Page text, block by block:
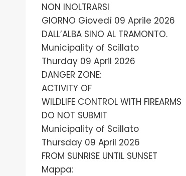
NON INOLTRARSI
GIORNO Giovedì 09 Aprile 2026
DALL’ALBA SINO AL TRAMONTO.
Municipality of Scillato
Thurday 09 April 2026
DANGER ZONE:
ACTIVITY OF
WILDLIFE CONTROL WITH FIREARMS
DO NOT SUBMIT
Municipality of Scillato
Thursday 09 April 2026
FROM SUNRISE UNTIL SUNSET
Mappa: